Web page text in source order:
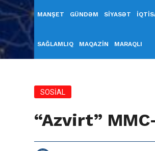
MANŞET GÜNDƏM SİYASƏT
SAĞLAMLIQ MAQAZİN MARAQLI
SOSİAL
“Azvirt”